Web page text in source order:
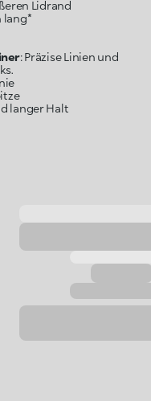
Lidrand
lang*
: Präzise Linien und
langer Halt